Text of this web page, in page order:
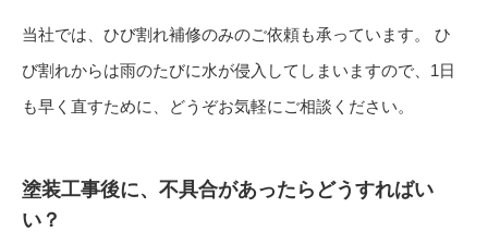
当社では、ひび割れ補修のみのご依頼も承っています。 ひ
び割れからは雨のたびに水が侵入してしまいますので、1日
も早く直すために、どうぞお気軽にご相談ください。
塗装工事後に、不具合があったらどうすればい
い？